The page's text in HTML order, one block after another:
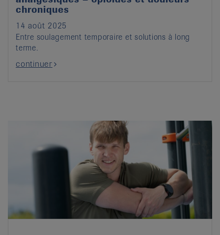
chroniques
14 août 2025
Entre soulagement temporaire et solutions à long
terme.
continuer